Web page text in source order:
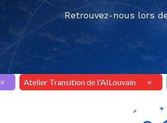
Retrouvez-nous lors
× Atelier Transition de l'AILouvain ×